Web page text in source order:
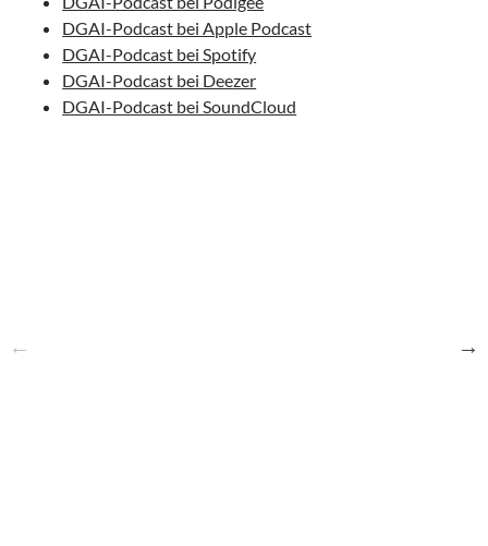
DGAI-Podcast bei Apple Podcast
DGAI-Podcast bei Spotify
DGAI-Podcast bei Deezer
DGAI-Podcast bei SoundCloud